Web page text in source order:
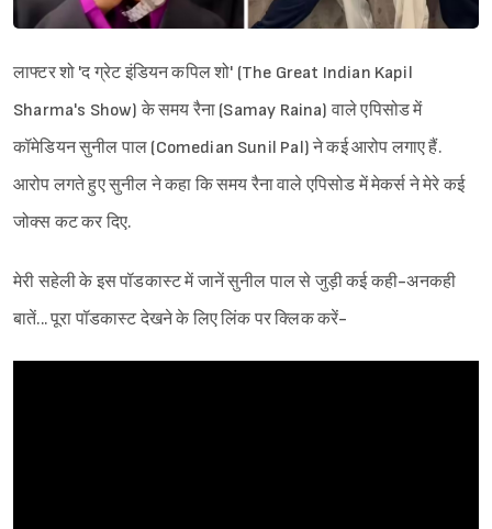
लाफ्टर शो 'द ग्रेट इंडियन कपिल शो' (The Great Indian Kapil
Sharma's Show) के समय रैना (Samay Raina) वाले एपिसोड में
कॉमेडियन सुनील पाल (Comedian Sunil Pal) ने कई आरोप लगाए हैं.
आरोप लगते हुए सुनील ने कहा कि समय रैना वाले एपिसोड में मेकर्स ने मेरे कई
जोक्स कट कर दिए.
मेरी सहेली के इस पॉडकास्ट में जानें सुनील पाल से जुड़ी कई कही-अनकही
बातें... पूरा पॉडकास्ट देखने के लिए लिंक पर क्लिक करें-